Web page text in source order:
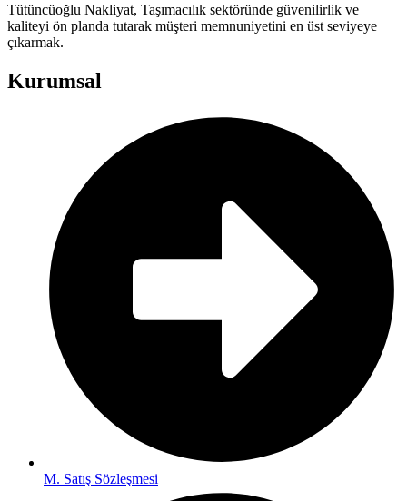
Tütüncüoğlu Nakliyat, Taşımacılık sektöründe güvenilirlik ve
kaliteyi ön planda tutarak müşteri memnuniyetini en üst seviyeye
çıkarmak.
Kurumsal
M. Satış Sözleşmesi